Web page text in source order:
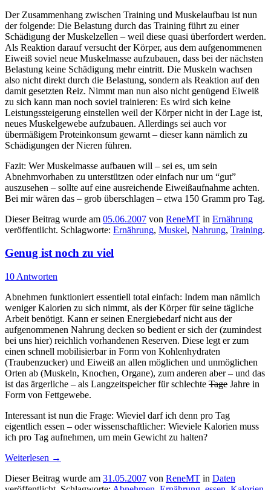
Der Zusammenhang zwischen Training und Muskelaufbau ist nun
der folgende: Die Belastung durch das Training führt zu einer
Schädigung der Muskelzellen – weil diese quasi überfordert werden.
Als Reaktion darauf versucht der Körper, aus dem aufgenommenen
Eiweiß soviel neue Muskelmasse aufzubauen, dass bei der nächsten
Belastung keine Schädigung mehr eintritt. Die Muskeln wachsen
also nicht direkt durch die Belastung, sondern als Reaktion auf den
damit gesetzten Reiz. Nimmt man nun also nicht genügend Eiweiß
zu sich kann man noch soviel trainieren: Es wird sich keine
Leistungssteigerung einstellen weil der Körper nicht in der Lage ist,
neues Muskelgewebe aufzubauen. Allerdings sei auch vor
übermäßigem Proteinkonsum gewarnt – dieser kann nämlich zu
Schädigungen der Nieren führen.
Fazit: Wer Muskelmasse aufbauen will – sei es, um sein
Abnehmvorhaben zu unterstützen oder einfach nur um “gut”
auszusehen – sollte auf eine ausreichende Eiweißaufnahme achten.
Bei mir wären das – grob überschlagen – etwa 150 Gramm pro Tag.
Dieser Beitrag wurde am 05.06.2007 von ReneMT in Ernährung
veröffentlicht. Schlagworte: Ernährung, Muskel, Nahrung, Training.
Genug ist noch zu viel
10 Antworten
Abnehmen funktioniert essentiell total einfach: Indem man nämlich
weniger Kalorien zu sich nimmt, als der Körper für seine tägliche
Arbeit benötigt. Kann er seinen Energiebedarf nicht aus der
aufgenommenen Nahrung decken so bedient er sich der (zumindest
bei uns hier) reichlich vorhandenen Reserven. Diese legt er zum
einen schnell mobilisierbar in Form von Kohlenhydraten
(Traubenzucker) und Eiweiß an allen möglichen und unmöglichen
Orten ab (Muskeln, Knochen, Organe), zum anderen aber – und das
ist das ärgerliche – als Langzeitspeicher für schlechte Tage Jahre in
Form von Fettgewebe.
Interessant ist nun die Frage: Wieviel darf ich denn pro Tag
eigentlich essen – oder wissenschaftlicher: Wieviele Kalorien muss
ich pro Tag aufnehmen, um mein Gewicht zu halten?
Weiterlesen →
Dieser Beitrag wurde am 31.05.2007 von ReneMT in Daten